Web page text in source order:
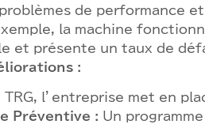
de performance
la machine
et présente un taux de
:
TRG, l’entreprise met en
Préventive : Un